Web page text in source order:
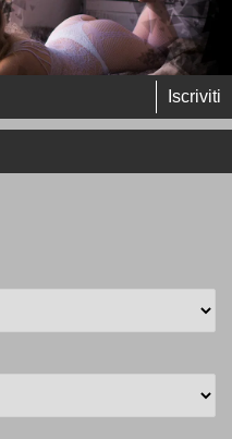
Iscriviti